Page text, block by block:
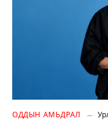
ОДДЫН АМЬДРАЛ